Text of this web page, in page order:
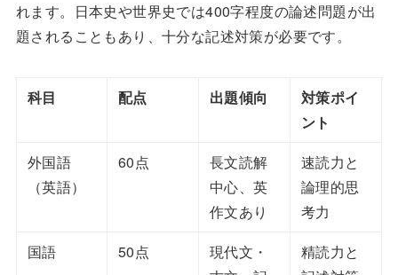
れます。日本史や世界史では400字程度の論述問題が出
題されることもあり、十分な記述対策が必要です。
科目 配点 出題傾向
対策ポイ
ント
外国語
（英語）
60点
長文読解
中心、英
作文あり
速読力と
論理的思
考力
国語
50点
現代文・
精読力と